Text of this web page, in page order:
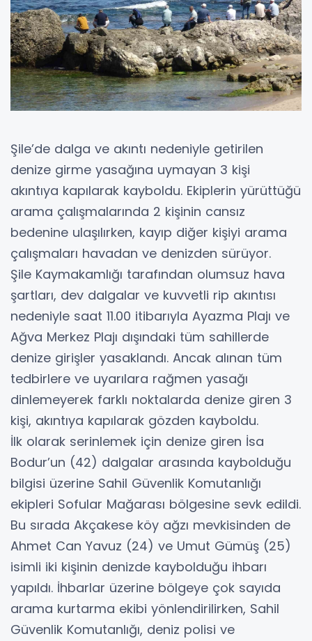
Şile’de dalga ve akıntı nedeniyle getirilen
denize girme yasağına uymayan 3 kişi
akıntıya kapılarak kayboldu. Ekiplerin yürüttüğü
arama çalışmalarında 2 kişinin cansız
bedenine ulaşılırken, kayıp diğer kişiyi arama
çalışmaları havadan ve denizden sürüyor.
Şile Kaymakamlığı tarafından olumsuz hava
şartları, dev dalgalar ve kuvvetli rip akıntısı
nedeniyle saat 11.00 itibarıyla Ayazma Plajı ve
Ağva Merkez Plajı dışındaki tüm sahillerde
denize girişler yasaklandı. Ancak alınan tüm
tedbirlere ve uyarılara rağmen yasağı
dinlemeyerek farklı noktalarda denize giren 3
kişi, akıntıya kapılarak gözden kayboldu.
İlk olarak serinlemek için denize giren İsa
Bodur’un (42) dalgalar arasında kaybolduğu
bilgisi üzerine Sahil Güvenlik Komutanlığı
ekipleri Sofular Mağarası bölgesine sevk edildi.
Bu sırada Akçakese köy ağzı mevkisinden de
Ahmet Can Yavuz (24) ve Umut Gümüş (25)
isimli iki kişinin denizde kaybolduğu ihbarı
yapıldı. İhbarlar üzerine bölgeye çok sayıda
arama kurtarma ekibi yönlendirilirken, Sahil
Güvenlik Komutanlığı, deniz polisi ve